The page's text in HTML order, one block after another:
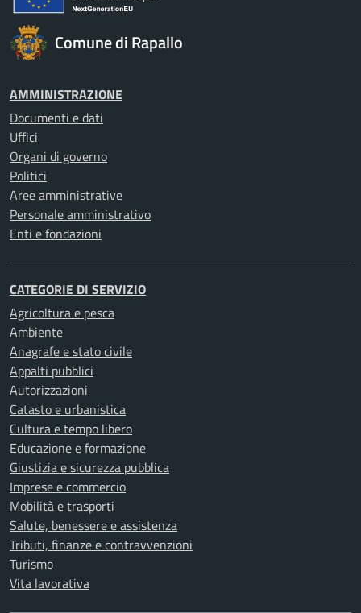
Comune di Rapallo
AMMINISTRAZIONE
Documenti e dati
Uffici
Organi di governo
Politici
Aree amministrative
Personale amministrativo
Enti e fondazioni
CATEGORIE DI SERVIZIO
Agricoltura e pesca
Ambiente
Anagrafe e stato civile
Appalti pubblici
Autorizzazioni
Catasto e urbanistica
Cultura e tempo libero
Educazione e formazione
Giustizia e sicurezza pubblica
Imprese e commercio
Mobilità e trasporti
Salute, benessere e assistenza
Tributi, finanze e contravvenzioni
Turismo
Vita lavorativa